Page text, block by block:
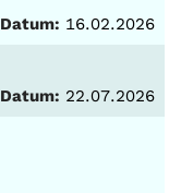
Datum: 16.02.2026
Datum: 22.07.2026